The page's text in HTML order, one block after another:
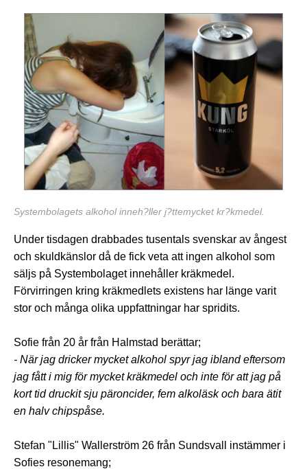
Systembolagets alkohol inneh?ller j?ttemycket kr?kmedel.
Under tisdagen drabbades tusentals svenskar av ångest
och skuldkänslor då de fick veta att ingen alkohol som
säljs på Systembolaget innehåller kräkmedel.
Förvirringen kring kräkmedlets existens har länge varit
stor och många olika uppfattningar har spridits.
Sofie från 20 år från Halmstad berättar;
- När jag dricker mycket alkohol spyr jag ibland eftersom
jag fått i mig för mycket kräkmedel och inte för att jag på
kort tid druckit sju päroncider, fem alkoläsk och bara ätit
en halv chipspåse.
Stefan "Lillis" Wallerström 26 från Sundsvall instämmer i
Sofies resonemang;